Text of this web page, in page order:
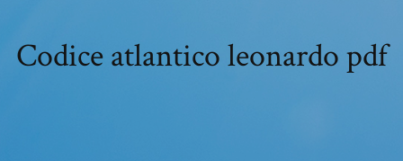
Codice atlantico leonardo pdf